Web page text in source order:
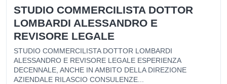
STUDIO COMMERCILISTA DOTTOR
LOMBARDI ALESSANDRO E
REVISORE LEGALE
STUDIO COMMERCILISTA DOTTOR LOMBARDI
ALESSANDRO E REVISORE LEGALE ESPERIENZA
DECENNALE, ANCHE IN AMBITO DELLA DIREZIONE
AZIENDALE RILASCIO CONSULENZE...